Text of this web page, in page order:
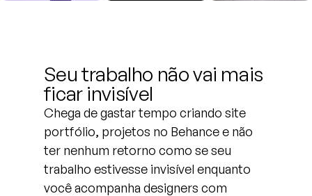
Seu trabalho não vai mais
ficar invisível
Chega de gastar tempo criando site
portfólio, projetos no Behance e não
ter nenhum retorno como se seu
trabalho estivesse invisível enquanto
você acompanha designers com